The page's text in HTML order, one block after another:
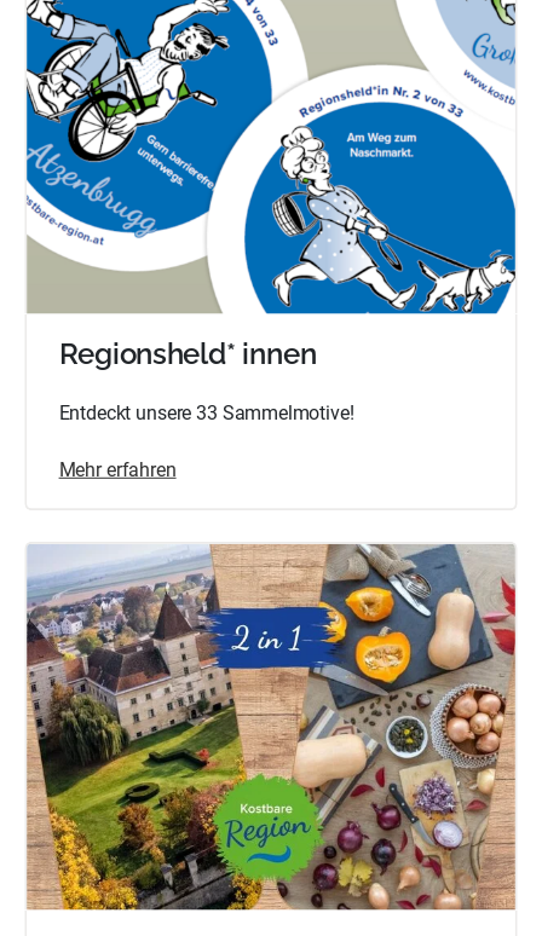
Regionsheld* innen
Entdeckt unsere 33 Sammelmotive!
Mehr erfahren